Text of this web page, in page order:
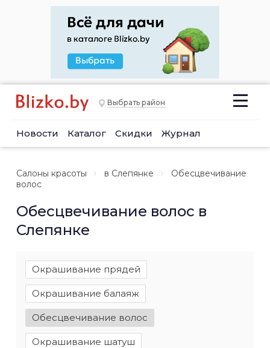
Выбрать район
Новости Каталог Скидки Журнал
Салоны красоты в Слепянке
Обесцвечивание
волос
Обесцвечивание волос в
Слепянке
Окрашивание прядей
Окрашивание балаяж
Обесцвечивание волос
Окрашивание шатуш